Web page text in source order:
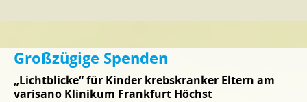
Großzügige Spenden
„Lichtblicke“ für Kinder krebskranker Eltern am
varisano Klinikum Frankfurt Höchst